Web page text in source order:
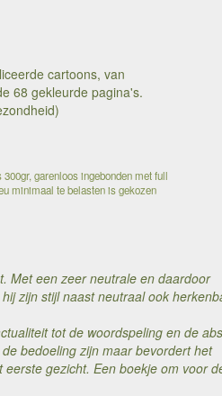
cartoons, van
68 gekleurde pagina's.
garenloos ingebonden met full
minimaal te belasten is gekozen
Met een zeer neutrale en daardoor
zijn stijl naast neutraal ook
tot de woordspeling en de
bedoeling zijn maar bevordert het
gezicht. Een boekje om voor